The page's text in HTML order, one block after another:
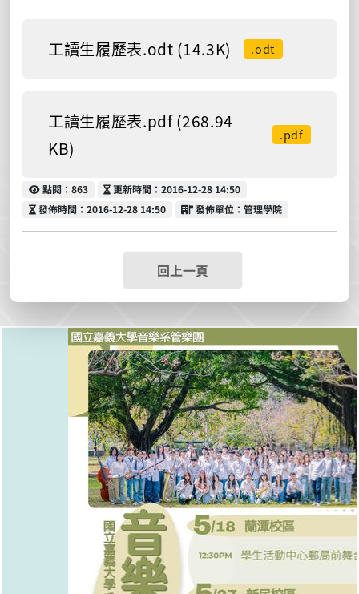
工讀生履歷表.odt (14.3K) .odt
工讀生履歷表.pdf (268.94
KB)
.pdf
點閱
點閱：863 更新時間
更新時間：2016-12-28 14:50
發佈時間
發佈時間：2016-12-28 14:50 發佈單位
發佈單位：管理學院
回上一頁